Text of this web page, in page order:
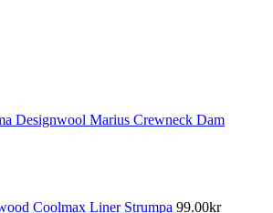
Designwool Marius Crewneck Dam
Coolmax Liner Strumpa 99.00kr